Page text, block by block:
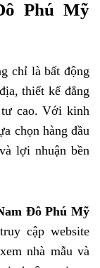
Phú Mỹ
chỉ là bất động
thiết kế đẳng
cao. Với kinh
chọn hàng đầu
lợi nhuận bền
Đô Phú Mỹ
cập website
nhà mẫu và